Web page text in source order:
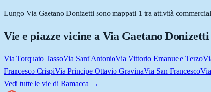
Lungo Via Gaetano Donizetti sono mappati 1 tra attività
Vie e piazze vicine a Via Gaetano Donizetti
Via Torquato TassoVia Sant'AntonioVia Vittorio Emanuele Terzo
Francesco CrispiVia Principe Ottavio GravinaVia San Francesco
Vedi tutte le vie di Ramacca →